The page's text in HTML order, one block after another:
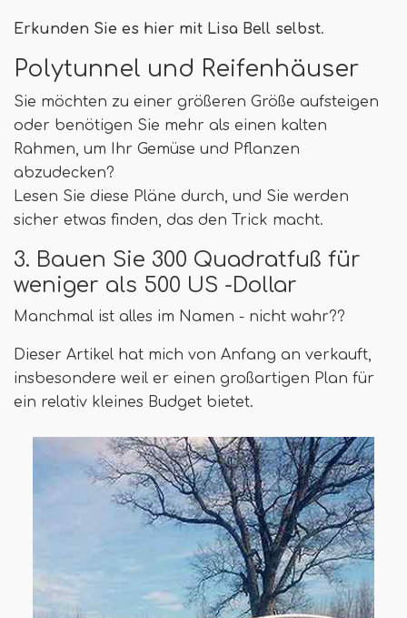
Erkunden Sie es hier mit Lisa Bell selbst.
Polytunnel und Reifenhäuser
Sie möchten zu einer größeren Größe aufsteigen
oder benötigen Sie mehr als einen kalten
Rahmen, um Ihr Gemüse und Pflanzen
abzudecken?
Lesen Sie diese Pläne durch, und Sie werden
sicher etwas finden, das den Trick macht.
3. Bauen Sie 300 Quadratfuß für
weniger als 500 US -Dollar
Manchmal ist alles im Namen - nicht wahr??
Dieser Artikel hat mich von Anfang an verkauft,
insbesondere weil er einen großartigen Plan für
ein relativ kleines Budget bietet.